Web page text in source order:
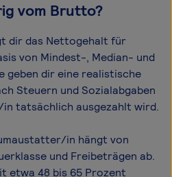
vom Brutto?
dir das Netto­gehalt für
von Mindest-, Median- und
geben dir eine realistische
Steuern und Sozialabgaben
tatsächlich ausgezahlt wird.
in hängt von
und Freibeträgen ab.
etwa 48 bis 65 Prozent